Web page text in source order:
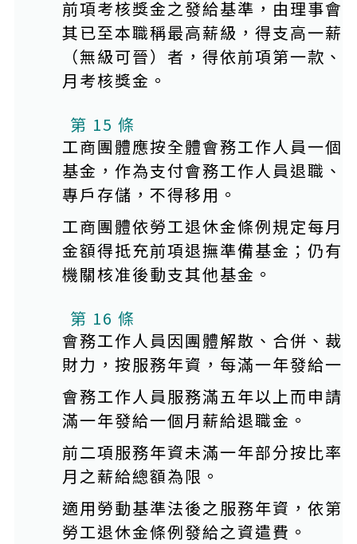
前項考核獎金之發給基準，由理事會
其已至本職稱最高薪級，得支高一薪
（無級可晉）者，得依前項第一款
月考核獎金。
第 15 條
工商團體應按全體會務工作人員一個
基金，作為支付會務工作人員退職、
專戶存儲，不得移用。
工商團體依勞工退休金條例規定每月
金額得抵充前項退撫準備基金；仍有
機關核准後動支其他基金。
第 16 條
會務工作人員因團體解散、合併、裁
財力，按服務年資，每滿一年發給一
會務工作人員服務滿五年以上而申請
滿一年發給一個月薪給退職金。
前二項服務年資未滿一年部分按比率
月之薪給總額為限。
適用勞動基準法後之服務年資，依第
勞工退休金條例發給之資遣費。